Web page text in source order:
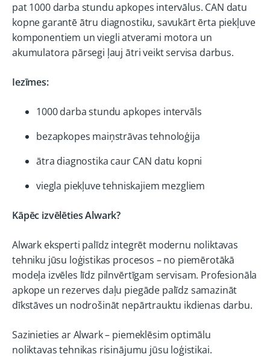
pat 1000 darba stundu apkopes intervālus. CAN datu
kopne garantē ātru diagnostiku, savukārt ērta piekļuve
komponentiem un viegli atverami motora un
akumulatora pārsegi ļauj ātri veikt servisa darbus.
Iezīmes:
1000 darba stundu apkopes intervāls
bezapkopes maiņstrāvas tehnoloģija
ātra diagnostika caur CAN datu kopni
viegla piekļuve tehniskajiem mezgliem
Kāpēc izvēlēties Alwark?
Alwark eksperti palīdz integrēt modernu noliktavas
tehniku jūsu loģistikas procesos – no piemērotākā
modeļa izvēles līdz pilnvērtīgam servisam. Profesionāla
apkope un rezerves daļu piegāde palīdz samazināt
dīkstāves un nodrošināt nepārtrauktu ikdienas darbu.
Sazinieties ar Alwark – piemeklēsim optimālu
noliktavas tehnikas risinājumu jūsu loģistikai.